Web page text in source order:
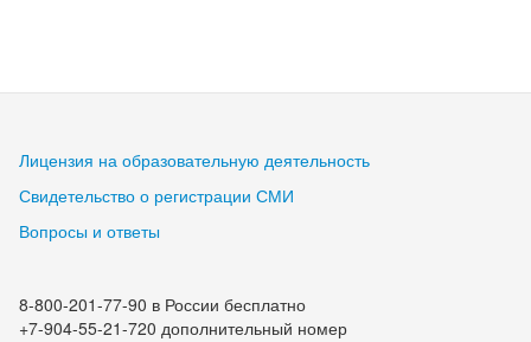
Лицензия на образовательную деятельность
Свидетельство о регистрации СМИ
Вопросы и ответы
8-800-201-77-90 в России бесплатно
+7-904-55-21-720 дополнительный номер